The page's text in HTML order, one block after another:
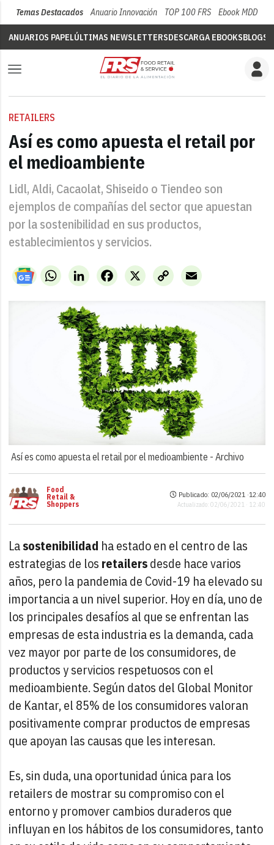
Temas Destacados Anuario Innovación TOP 100 FRS Ebook MDD
ANUARIOS PAPELÚLTIMAS NEWSLETTERSDESCARGA EBOOKSBLOGS
RETAILERS
Así es como apuesta el retail por
el medioambiente
Lidl, Aldi, Cacaolat, Shiseido o Tiendeo son
ejemplos de compañías del sector que apuestan
por la sostenibilidad en sus productos,
establecimientos y servicios.
WhatsAppLinkedIn X
Facebook
Copy
Link
Email
Así es como apuesta el retail por el medioambiente -Archivo
Food
Retail &
Shoppers
Publicado: 02/06/2021 ·12:40
Actualizado: 02/06/2021 · 12:40
Lasostenibilidad ha estado en el centro de las
estrategias de los retailersdesde hace varios
años, pero la pandemia de Covid-19 ha elevado su
importancia a un nivel superior. Hoy en día, uno de
los principales desafíos al que se enfrentan las
empresas de esta industria es la demanda, cada
vez mayor por parte de los consumidores, de
productos y servicios respetuosos con el
medioambiente. Según datos del Global Monitor
de Kantar, el 85% de los consumidores valoran
positivamente comprar productos de empresas
que apoyan las causas que les interesan.
Es, sin duda, una oportunidad única para los
retailers de mostrar su compromiso con el
entorno y promover cambios duraderos que
influyan en los hábitos de los consumidores, tanto